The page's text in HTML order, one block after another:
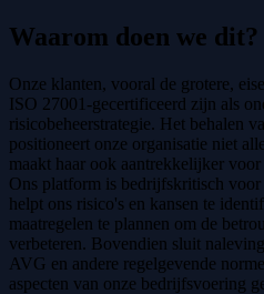
Waarom doen we dit?
Onze klanten, vooral de grotere,
ISO 27001-gecertificeerd zijn als
risicobeheerstrategie. Het behalen
positioneert onze organisatie niet
maakt haar ook aantrekkelijker
Ons platform is bedrijfskritisch
helpt ons risico's en kansen te
maatregelen te plannen om de
verbeteren. Bovendien sluit
AVG en andere regelgevende
aspecten van onze bedrijfsvoering